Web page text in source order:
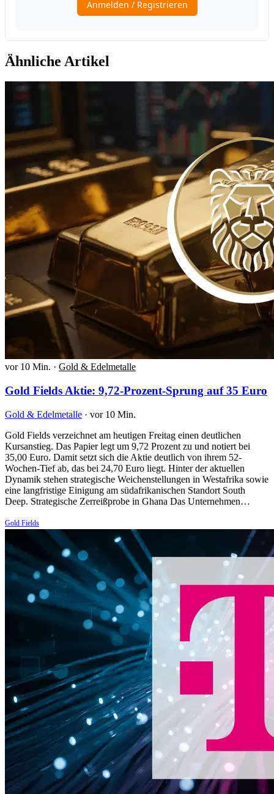
Ähnliche Artikel
vor 10 Min. · Gold & Edelmetalle
Gold Fields Aktie: 9,72-Prozent-Sprung auf 35 Euro
Gold & Edelmetalle · vor 10 Min.
Gold Fields verzeichnet am heutigen Freitag einen deutlichen
Kursanstieg. Das Papier legt um 9,72 Prozent zu und notiert bei
35,00 Euro. Damit setzt sich die Aktie deutlich von ihrem 52-
Wochen-Tief ab, das bei 24,70 Euro liegt. Hinter der aktuellen
Dynamik stehen strategische Weichenstellungen in Westafrika sowie
eine langfristige Einigung am südafrikanischen Standort South
Deep. Strategische Zerreißprobe in Ghana Das Unternehmen…
Gold Fields